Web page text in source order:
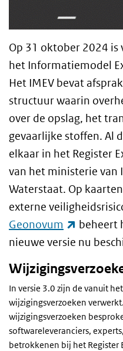
Op 31 oktober 2024 is
het Informatiemodel
Het IMEV bevat
structuur waarin
over de opslag, het
gevaarlijke stoffen. Al
elkaar in het Register
van het ministerie van
Waterstaat. Op
externe
Geonovum
(externe
beheert
nieuwe versie nu
In versie 3.0 zijn de vanuit
wijzigingsverzoeken
wijzigingsverzoeken
softwareleveranciers,
betrokkenen bij het Register